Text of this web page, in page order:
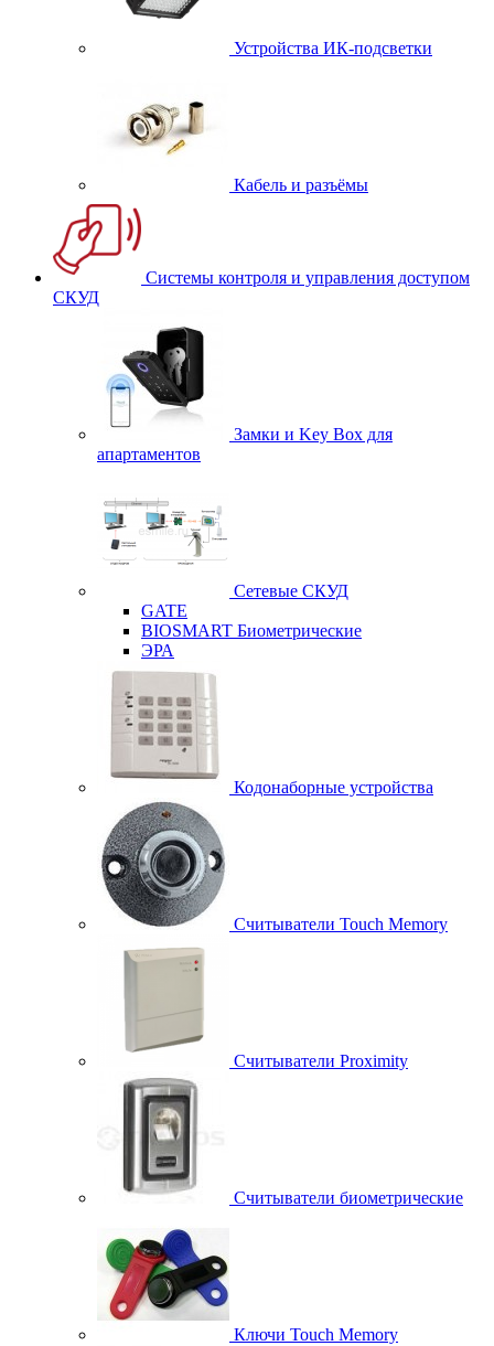
Устройства ИК-подсветки
Кабель и разъёмы
Системы контроля и управления доступом
СКУД
Замки и Key Box для
апартаментов
Сетевые СКУД
GATE
BIOSMART Биометрические
ЭРА
Кодонаборные устройства
Считыватели Touch Memory
Считыватели Proximity
Считыватели биометрические
Ключи Touch Memory